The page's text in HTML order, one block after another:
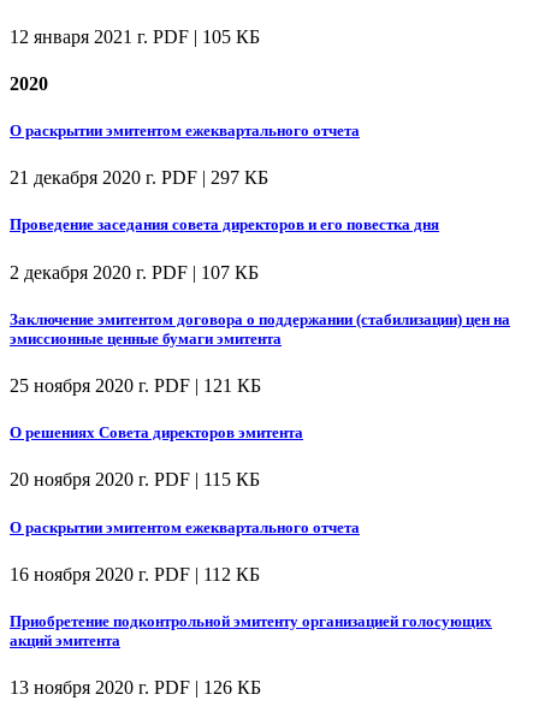
12 января 2021 г. PDF | 105 КБ
2020
О раскрытии эмитентом ежеквартального отчета
21 декабря 2020 г. PDF | 297 КБ
Проведение заседания совета директоров и его повестка дня
2 декабря 2020 г. PDF | 107 КБ
Заключение эмитентом договора о поддержании (стабилизации) цен на
эмиссионные ценные бумаги эмитента
25 ноября 2020 г. PDF | 121 КБ
О решениях Совета директоров эмитента
20 ноября 2020 г. PDF | 115 КБ
О раскрытии эмитентом ежеквартального отчета
16 ноября 2020 г. PDF | 112 КБ
Приобретение подконтрольной эмитенту организацией голосующих
акций эмитента
13 ноября 2020 г. PDF | 126 КБ